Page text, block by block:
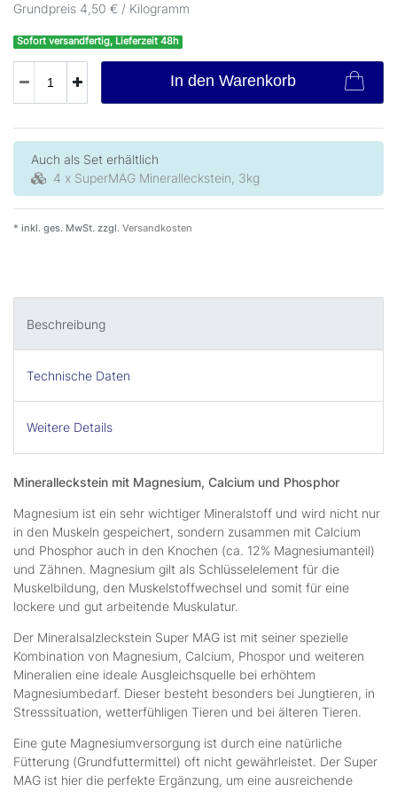
Grundpreis 4,50 € / Kilogramm
Sofort versandfertig, Lieferzeit 48h
In den Warenkorb
Auch als Set erhältlich
4 x SuperMAG Mineralleckstein, 3kg
* inkl. ges. MwSt. zzgl. Versandkosten
Beschreibung
Technische Daten
Weitere Details
Mineralleckstein mit Magnesium, Calcium und Phosphor
Magnesium ist ein sehr wichtiger Mineralstoff und wird nicht nur
in den Muskeln gespeichert, sondern zusammen mit Calcium
und Phosphor auch in den Knochen (ca. 12% Magnesiumanteil)
und Zähnen. Magnesium gilt als Schlüsselelement für die
Muskelbildung, den Muskelstoffwechsel und somit für eine
lockere und gut arbeitende Muskulatur.
Der Mineralsalzleckstein Super MAG ist mit seiner spezielle
Kombination von Magnesium, Calcium, Phospor und weiteren
Mineralien eine ideale Ausgleichsquelle bei erhöhtem
Magnesiumbedarf. Dieser besteht besonders bei Jungtieren, in
Stresssituation, wetterfühligen Tieren und bei älteren Tieren.
Eine gute Magnesiumversorgung ist durch eine natürliche
Fütterung (Grundfuttermittel) oft nicht gewährleistet. Der Super
MAG ist hier die perfekte Ergänzung, um eine ausreichende